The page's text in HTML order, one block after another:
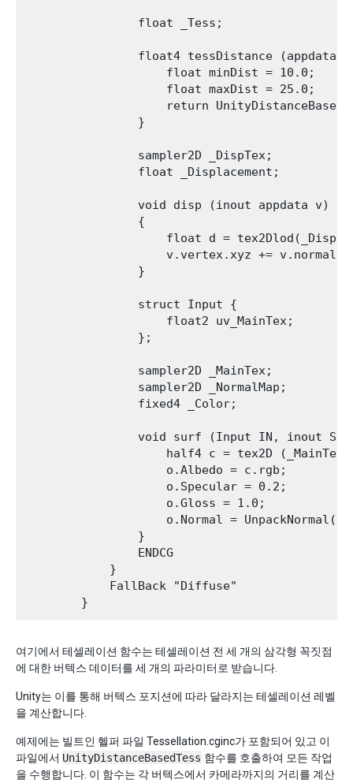
                float _Tess;
float4 tessDistance (appdata
                    float minDist = 10.0;
                    float maxDist = 25.0;
return
                }
                sampler2D _DispTex;
                float _Displacement;
                void disp (inout appdata v)
                {
float d =
v.vertex.xyz += v.normal
                }
                struct Input {
                    float2 uv_MainTex;
                };
                sampler2D _MainTex;
                sampler2D _NormalMap;
                fixed4 _Color;
void surf (Input IN, inout
half4 c = tex2D
                    o.Albedo = c.rgb;
                    o.Specular = 0.2;
                    o.Gloss = 1.0;
o.Normal =
                }
                ENDCG
            }
            FallBack "Diffuse"
여기에서 테셀레이션 함수는 테셀레이션 전 세 개의 삼각형 꼭짓점
에 대한 버텍스 데이터를 세 개의 파라미터로 받습니다.
Unity는 이를 통해 버텍스 포지션에 따라 달라지는 테셀레이션 레벨
을 계산합니다.
예제에는 빌트인 헬퍼 파일 Tessellation.cginc가 포함되어 있고 이
파일에서 UnityDistanceBasedTess 함수를 호출하여 모든 작업
을 수행합니다. 이 함수는 각 버텍스에서 카메라까지의 거리를 계산